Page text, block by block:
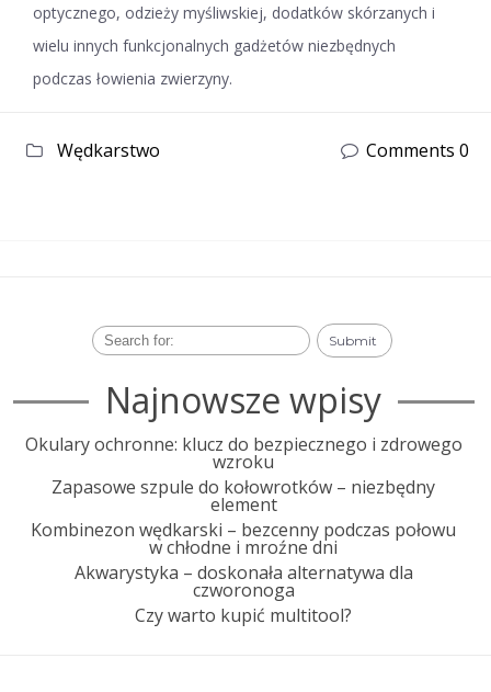
optycznego, odzieży myśliwskiej, dodatków skórzanych i
wielu innych funkcjonalnych gadżetów niezbędnych
podczas łowienia zwierzyny.
Wędkarstwo Comments 0
Najnowsze wpisy
Okulary ochronne: klucz do bezpiecznego i zdrowego
wzroku
Zapasowe szpule do kołowrotków – niezbędny
element
Kombinezon wędkarski – bezcenny podczas połowu
w chłodne i mroźne dni
Akwarystyka – doskonała alternatywa dla
czworonoga
Czy warto kupić multitool?